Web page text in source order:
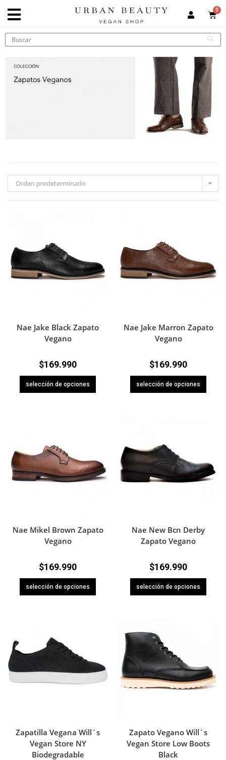
Orden predeterminado
Nae Jake Black Zapato
Vegano
$169.990
selección de opciones
Nae Jake Marron Zapato
Vegano
$169.990
selección de opciones
Nae Mikel Brown Zapato
Vegano
$169.990
selección de opciones
Nae New Bcn Derby
Zapato Vegano
$169.990
selección de opciones
Zapatilla Vegana Will´s
Vegan Store NY
Biodegradable
Zapato Vegano Will´s
Vegan Store Low Boots
Black